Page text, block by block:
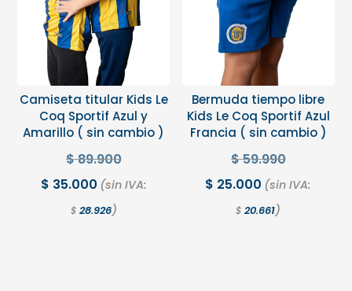
Camiseta titular Kids Le
Coq Sportif Azul y
Amarillo ( sin cambio )
$89.900
$ 35.000 (sin IVA:
$ 28.926)
Bermuda tiempo libre
Kids Le Coq Sportif Azul
Francia ( sin cambio )
$59.990
$ 25.000 (sin IVA:
$ 20.661)